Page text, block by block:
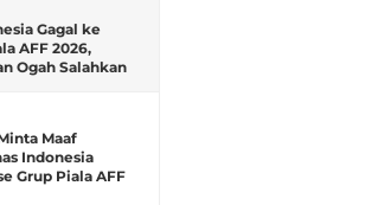
Gagal ke
AFF 2026,
Ogah Salahkan
Maaf
Indonesia
Grup Piala AFF